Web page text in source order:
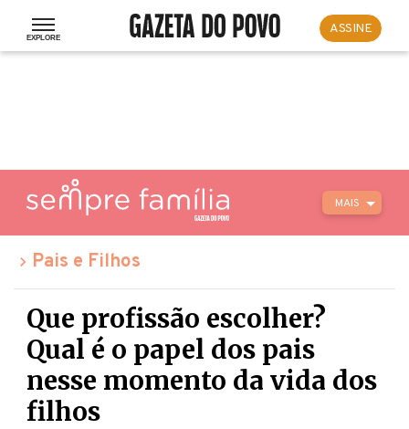
ASSINE
MAIS
Pais e Filhos
Que profissão escolher?
Qual é o papel dos pais
nesse momento da vida dos
filhos